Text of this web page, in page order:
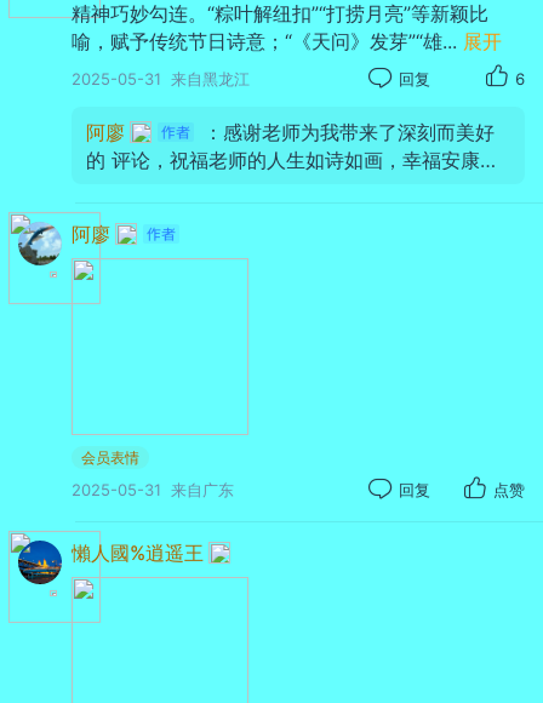
已高过所有纪念碑前的花环
艾草在门楣上
写下绿色的誓言
雄黄酒里散发着整个民族的骨气
精神巧妙勾连。“粽叶解纽扣”“打捞月亮”等新颖比
喻，赋予传统节日诗意；“《天问》发芽”“雄... 展开
2025-05-31 来自黑龙江 回复 6
阿廖
：感谢老师为我带来了深刻而美好
的 评论，祝福老师的人生如诗如画，幸福安康，
阿廖
会员表情
2025-05-31 来自广东 回复 点赞
懶人國%逍遥王